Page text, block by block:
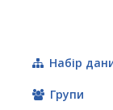
Набір
Групи